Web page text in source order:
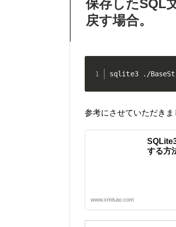
保存したSQL
戻す場合。
sqlite3 ./
参考にさせていただきま
する方
www.xmisao.com